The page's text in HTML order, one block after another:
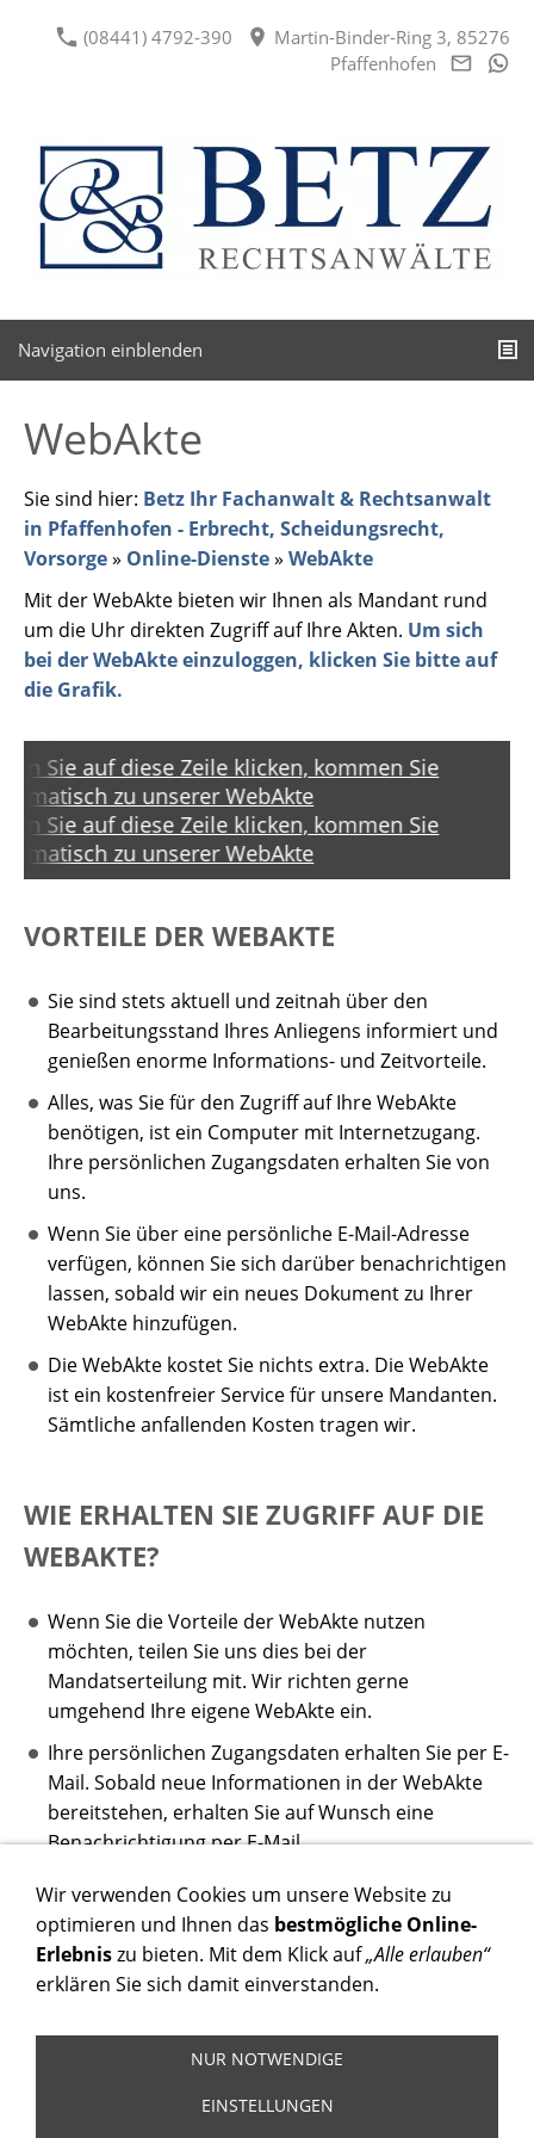
(08441) 4792-390
Martin-Binder-Ring 3, 85276
Pfaffenhofen
Navigation einblenden
WebAkte
Sie sind hier: Betz Ihr Fachanwalt & Rechtsanwalt
in Pfaffenhofen - Erbrecht, Scheidungsrecht,
Vorsorge» Online-Dienste» WebAkte
Mit der WebAkte bieten wir Ihnen als Mandant rund
um die Uhr direkten Zugriff auf Ihre Akten. Um sich
bei der WebAkte einzuloggen, klicken Sie bitte auf
die Grafik.
Sie auf diese Zeile klicken, kommen Sie
zu unserer WebAkte
Sie auf diese Zeile klicken, kommen Sie
zu unserer WebAkte
VORTEILE DER WEBAKTE
Sie sind stets aktuell und zeitnah über den
Bearbeitungsstand Ihres Anliegens informiert und
genießen enorme Informations- und Zeitvorteile.
Alles, was Sie für den Zugriff auf Ihre WebAkte
benötigen, ist ein Computer mit Internetzugang.
Ihre persönlichen Zugangsdaten erhalten Sie von
uns.
Wenn Sie über eine persönliche E-Mail-Adresse
verfügen, können Sie sich darüber benachrichtigen
lassen, sobald wir ein neues Dokument zu Ihrer
WebAkte hinzufügen.
Die WebAkte kostet Sie nichts extra. Die WebAkte
ist ein kostenfreier Service für unsere Mandanten.
Sämtliche anfallenden Kosten tragen wir.
WIE ERHALTEN SIE ZUGRIFF AUF DIE
WEBAKTE?
Wenn Sie die Vorteile der WebAkte nutzen
möchten, teilen Sie uns dies bei der
Mandatserteilung mit. Wir richten gerne
umgehend Ihre eigene WebAkte ein.
Ihre persönlichen Zugangsdaten erhalten Sie per E-
Mail. Sobald neue Informationen in der WebAkte
bereitstehen, erhalten Sie auf Wunsch eine
Benachrichtigung per E-Mail.
Kontakt Impressum & Datenschutz Cookies
Betz Rechtsanwälte | Martin-Binder-Ring 3, 85276
(08441) 4792-390
Wir verwenden Cookies um unsere Website zu
optimieren und Ihnen das bestmögliche Online-
Erlebniszu bieten. Mit dem Klick auf„Alle erlauben“
erklären Sie sich damit einverstanden.
NUR NOTWENDIGE
EINSTELLUNGEN